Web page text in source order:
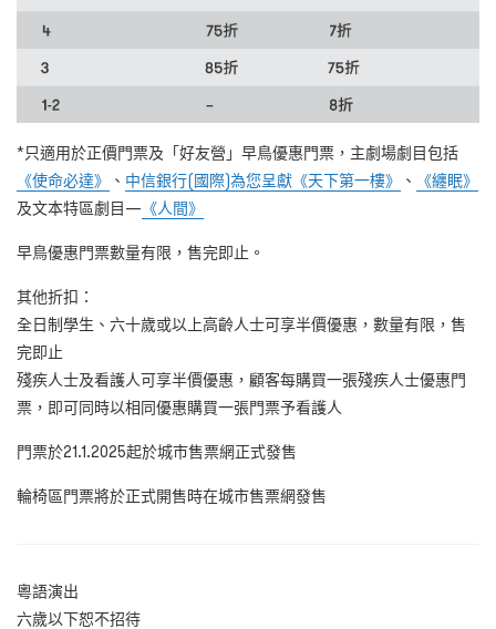
*只適用於正價門票及「好友營」早鳥優惠門票，主劇場劇目包括
《使命必達》
、 中信銀行(國際)為您呈獻《天下第一樓》 、
《纏眠》
及文本特區劇目— 《人間》
早鳥優惠門票數量有限，售完即止。
其他折扣：
全日制學生、六十歲或以上高齡人士可享半價優惠，數量有限，售
完即止
殘疾人士及看護人可享半價優惠，顧客每購買一張殘疾人士優惠門
票，即可同時以相同優惠購買一張門票予看護人
門票於21.1.2025起於城市售票網正式發售
輪椅區門票將於正式開售時在城市售票網發售
粵語演出
六歲以下恕不招待